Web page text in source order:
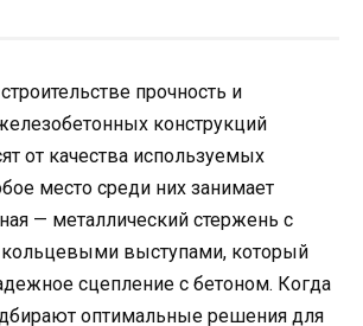
прочность и
конструкций
от качества используемых
место среди них занимает
— металлический стержень с
выступами, который
сцепление с бетоном. Когда
оптимальные решения для